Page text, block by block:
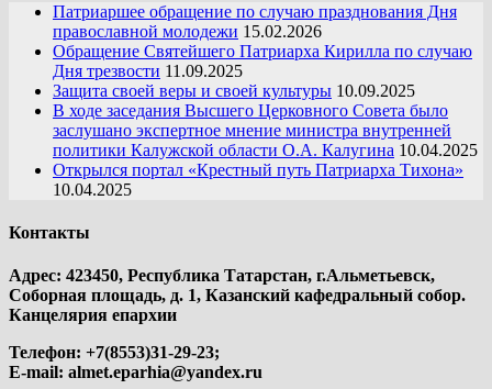
Патриаршее обращение по случаю празднования Дня
православной молодежи 15.02.2026
Обращение Святейшего Патриарха Кирилла по случаю
Дня трезвости 11.09.2025
Защита своей веры и своей культуры 10.09.2025
В ходе заседания Высшего Церковного Совета было
заслушано экспертное мнение министра внутренней
политики Калужской области О.А. Калугина 10.04.2025
Открылся портал «Крестный путь Патриарха Тихона»
10.04.2025
Контакты
Адрес: 423450, Республика Татарстан, г.Альметьевск,
Соборная площадь, д. 1, Казанский кафедральный собор.
Канцелярия епархии
Телефон: +7(8553)31-29-23;
E-mail: almet.eparhia@yandex.ru